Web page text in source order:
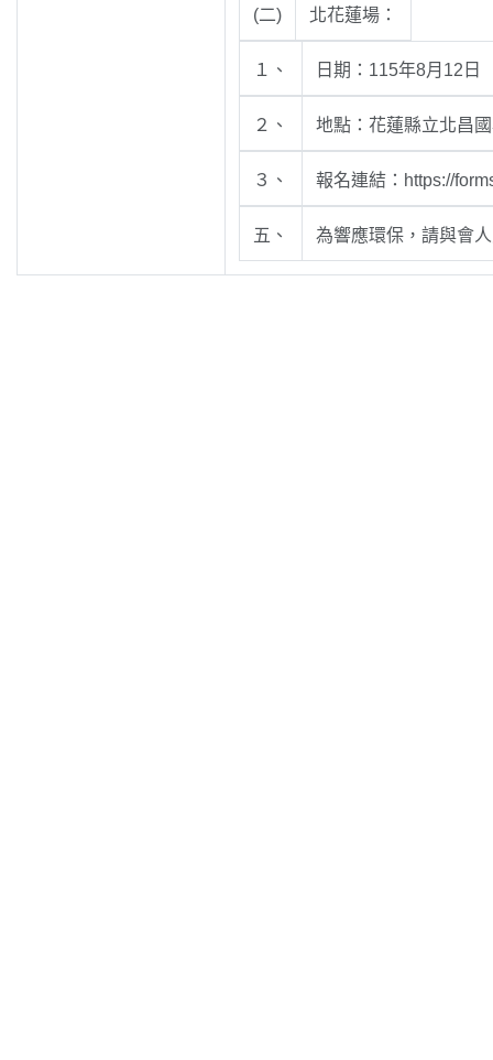
(二) 北花蓮場：
１、 日期：115年8月12日
２、 地點：花蓮縣立北昌
３、 報名連結：https://
五、 為響應環保，請與會